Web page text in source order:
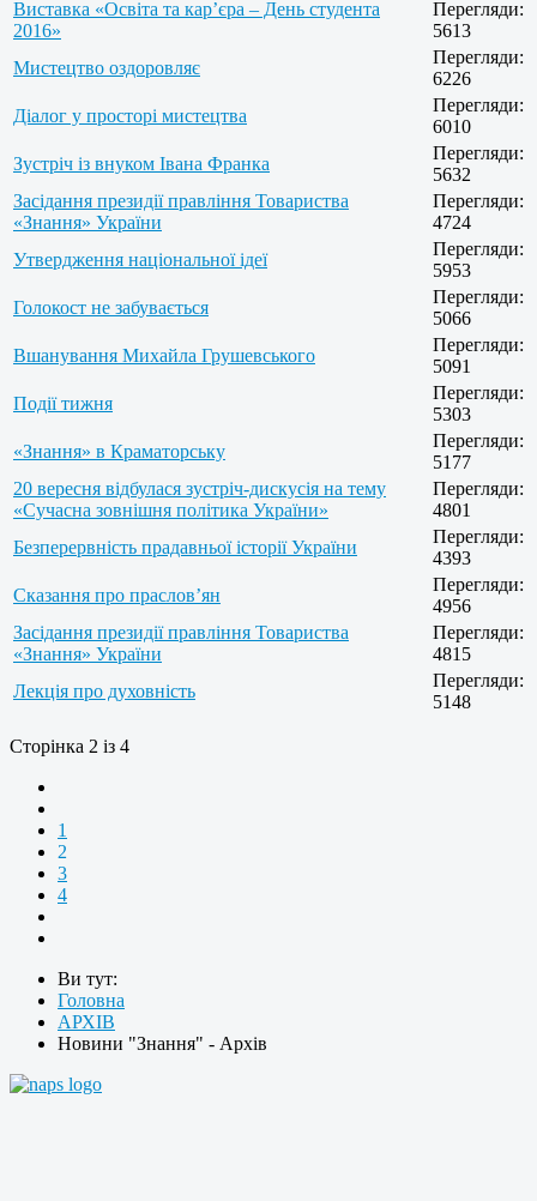
Виставка «Освіта та кар’єра – День студента
2016»
Перегляди:
5613
Мистецтво оздоровляє
Перегляди:
6226
Діалог у просторі мистецтва
Перегляди:
6010
Зустріч із внуком Івана Франка
Перегляди:
5632
Засідання президії правління Товариства
«Знання» України
Перегляди:
4724
Утвердження національної ідеї
Перегляди:
5953
Голокост не забувається
Перегляди:
5066
Вшанування Михайла Грушевського
Перегляди:
5091
Події тижня
Перегляди:
5303
«Знання» в Краматорську
Перегляди:
5177
20 вересня відбулася зустріч-дискусія на тему
«Сучасна зовнішня політика України»
Перегляди:
4801
Безперервність прадавньої історії України
Перегляди:
4393
Сказання про праслов’ян
Перегляди:
4956
Засідання президії правління Товариства
«Знання» України
Перегляди:
4815
Лекція про духовність
Перегляди:
5148
Сторінка 2 із 4
1
2
3
4
Ви тут:
Головна
АРХІВ
Новини "Знання" - Архів